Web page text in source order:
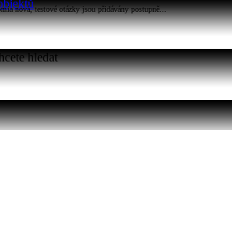
nová, testové otázky jsou přidávány postupně...
hledat